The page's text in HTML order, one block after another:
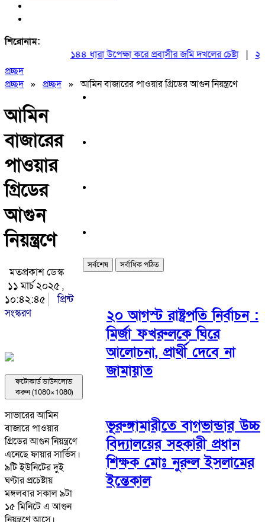
শিরোনাম:
১৪৪ ধারা উপেক্ষা করে প্রবাসীর জমি দখলের চেষ্টা|২০
প্রচ্ছদ
প্রচ্ছদ» প্রচ্ছদ»আমিন বাজারের পাওয়ার গ্রিডের আগুন নিয়ন্ত্রণে
আমিন
বাজারের
পাওয়ার
গ্রিডের
আগুন
নিয়ন্ত্রণে
মতপ্রকাশ ডেস্ক
১১ মার্চ ২০২৫ ,
১০:৪২:৪৫
প্রিন্ট
সংস্করণ
ফটোকার্ড ডাউনলোড
করুন (1080×1080)
সাভারের আমিন
বাজারে পাওয়ার
গ্রিডের আগুন নিয়ন্ত্রণে
এনেছে ফায়ার সার্ভিস।
৯টি ইউনিটের দুই
ঘণ্টার প্রচেষ্টায়
মঙ্গলবার সকাল ৯টা
১৫ মিনিটে এ আগুন
সর্বশেষ সর্বাধিক পঠিত
২০ আগস্ট রাষ্ট্রপতি নির্বাচন :
মির্জা ফখরুলকে ঘিরে
আলোচনা, প্রার্থী দেবে না
জামায়াত
ভূরুঙ্গামারীতে বাগভান্ডার উচ্চ
বিদ্যালয়ের সহকারী প্রধান
শিক্ষক মোঃ নুরুল ইসলামের
ইন্তেকাল